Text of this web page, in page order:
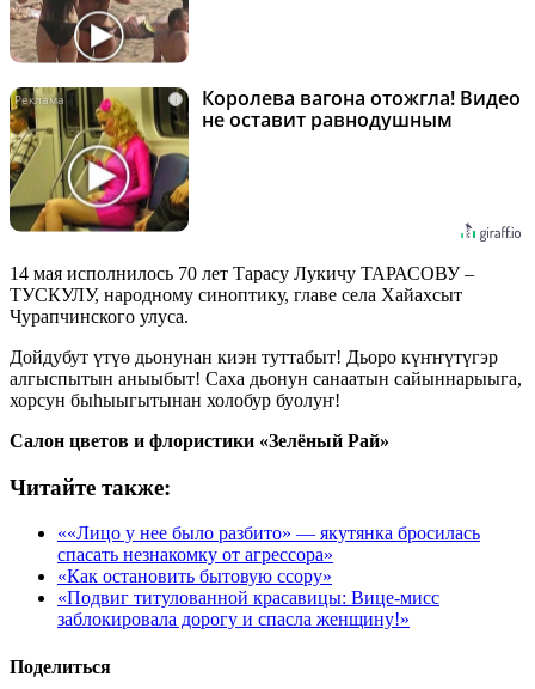
i
Королева вагона отожгла! Видео
не оставит равнодушным
14 мая исполнилось 70 лет Тарасу Лукичу ТАРАСОВУ –
ТУСКУЛУ, народному синоптику, главе села Хайахсыт
Чурапчинского улуса.
Дойдубут үтүө дьонунан киэн туттабыт! Дьоро күҥҥүтүгэр
алгыспытын аныыбыт! Саха дьонун санаатын сайыннарыыга,
хорсун быһыыгытынан холобур буолуҥ!
Салон цветов и флористики «Зелёный Рай»
Читайте также:
««Лицо у нее было разбито» — якутянка бросилась
спасать незнакомку от агрессора»
«Как остановить бытовую ссору»
«Подвиг титулованной красавицы: Вице-мисс
заблокировала дорогу и спасла женщину!»
Поделиться